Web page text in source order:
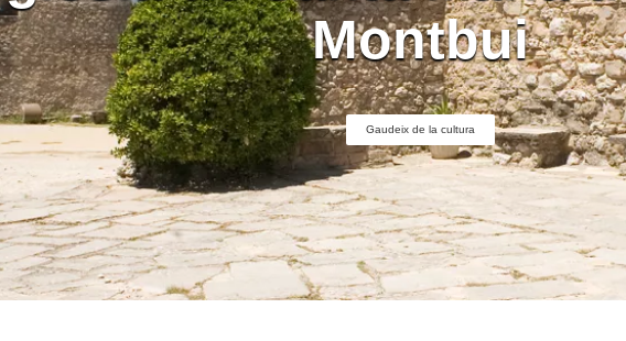
Montbui
Gaudeix de la cultura